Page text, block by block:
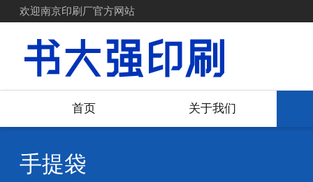
欢迎南京印刷厂官方网站
首页 关于我们
手提袋